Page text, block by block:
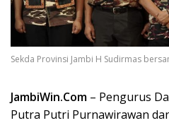
Sekda Provinsi Jambi H Sudirmas
JambiWin.Com – Pengurus
Putra Putri Purnawirawan